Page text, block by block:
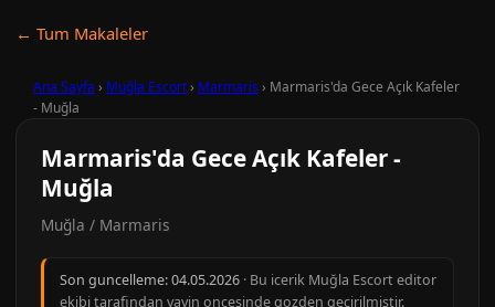
← Tum Makaleler
Ana Sayfa › Muğla Escort› Marmaris › Marmaris'da Gece Açık Kafeler
- Muğla
Marmaris'da Gece Açık Kafeler -
Muğla
Muğla / Marmaris
Son guncelleme:04.05.2026 · Bu icerik Muğla Escort editor
ekibi tarafindan yayin oncesinde gozden gecirilmistir.